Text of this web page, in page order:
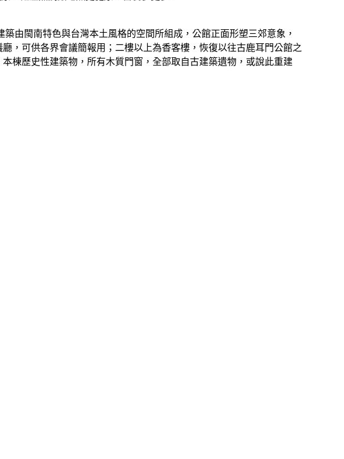
由閩南特色與台灣本土風格的空間所組成，公館正面形塑三郊意象，
，可供各界會議簡報用；二樓以上為香客樓，恢復以往古鹿耳門公館之
棟歷史性建築物，所有木質門窗，全部取自古建築遺物，或說此重建